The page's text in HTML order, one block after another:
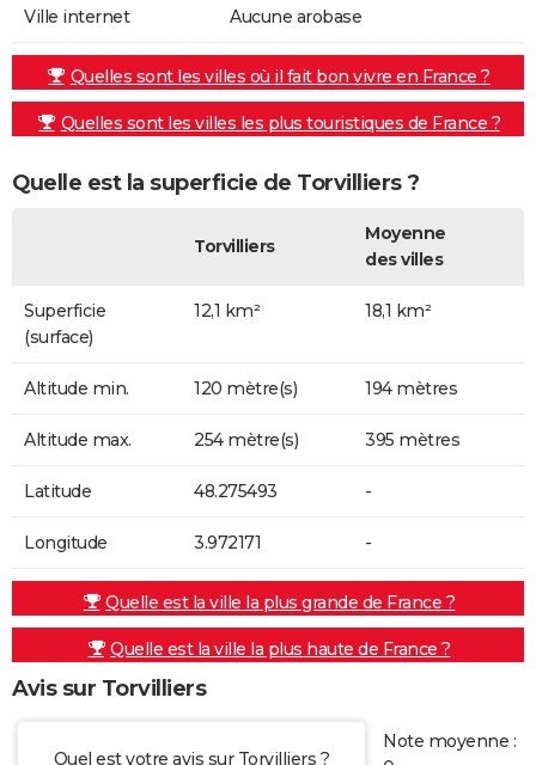
Ville internet Aucune arobase
Quelles sont les villes où il fait bon vivre en France ?
Quelles sont les villes les plus touristiques de France ?
Quelle est la superficie de Torvilliers ?
Torvilliers
Moyenne
des villes
Superficie
(surface)
12,1 km² 18,1 km²
Altitude min. 120 mètre(s) 194 mètres
Altitude max. 254 mètre(s) 395 mètres
Latitude 48.275493 -
Longitude 3.972171 -
Quelle est la ville la plus grande de France ?
Quelle est la ville la plus haute de France ?
Avis sur Torvilliers
Quel est votre avis sur Torvilliers ?
Note moyenne :